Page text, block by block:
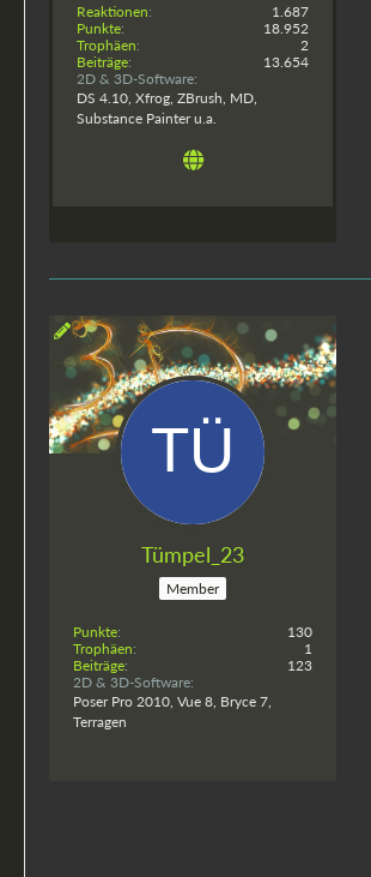
Reaktionen
1.687
Punkte
18.952
Trophäen
2
Beiträge
13.654
2D & 3D-Software
DS 4.10, Xfrog, ZBrush, MD,
Substance Painter u.a.
Tümpel_23
Member
Punkte
130
Trophäen
1
Beiträge
123
2D & 3D-Software
Poser Pro 2010, Vue 8, Bryce 7,
Terragen